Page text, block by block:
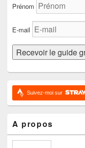
Prénom
E-mail
Suivez-moi sur
A propos